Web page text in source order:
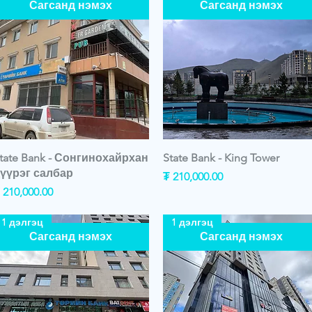
Сагсанд нэмэх
Bank - Сонгинохайрхан
салбар
Сагсанд нэмэх
State Bank - King Tower
Price
₮ 210,000.00
Сагсанд нэмэх
1 дэлгэц
Сагсанд нэмэх
1 дэлгэц